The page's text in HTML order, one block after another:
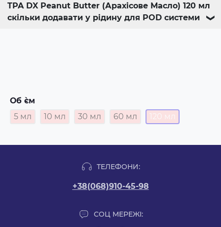
TPA DX Peanut Butter (Арахісове Масло) 120 мл
скільки додавати у рідину для POD системи
❯
Об `єм
5 мл
10 мл 30 мл 60 мл 120 мл
ТЕЛЕФОНИ:
+38(068)910-45-98
СОЦ МЕРЕЖІ: